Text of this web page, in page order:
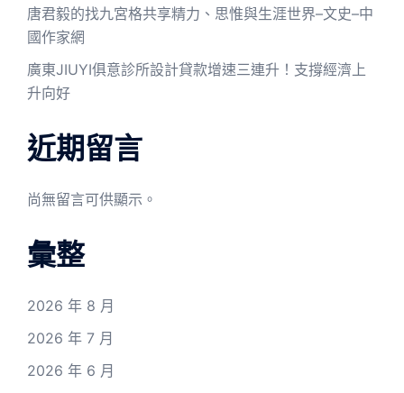
唐君毅的找九宮格共享精力、思惟與生涯世界–文史–中
國作家網
廣東JIUYI俱意診所設計貸款增速三連升！支撐經濟上
升向好
近期留言
尚無留言可供顯示。
彙整
2026 年 8 月
2026 年 7 月
2026 年 6 月